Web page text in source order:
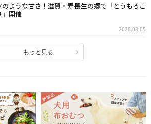
のような甘さ！滋賀・寿長生の郷で「とうもろこ
」開催
2026.08.05
もっと見る